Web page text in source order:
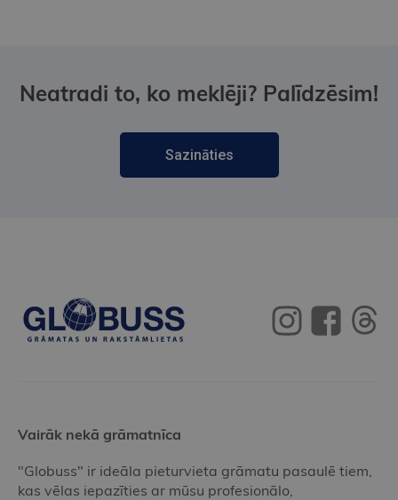
Neatradi to, ko meklēji? Palīdzēsim!
Sazināties
Vairāk nekā grāmatnīca
"Globuss" ir ideāla pieturvieta grāmatu pasaulē tiem,
kas vēlas iepazīties ar mūsu profesionālo,